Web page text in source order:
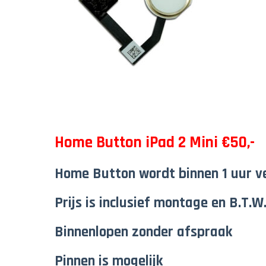
Home Button iPad 2 Mini €50,-
Home Button wordt binnen 1 uur
Prijs is inclusief montage en B.T.W.
Binnenlopen zonder afspraak
Pinnen is mogelijk